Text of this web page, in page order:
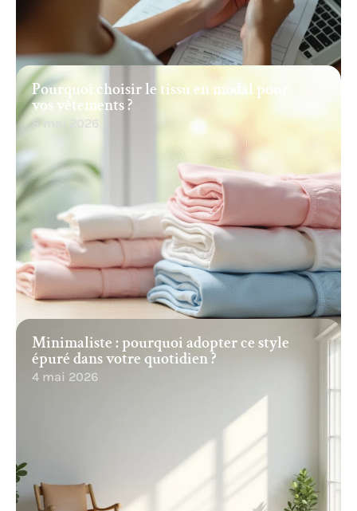
Pourquoi choisir le tissu en modal pour
vos vêtements ?
8 mai 2026
Minimaliste : pourquoi adopter ce style
épuré dans votre quotidien ?
4 mai 2026